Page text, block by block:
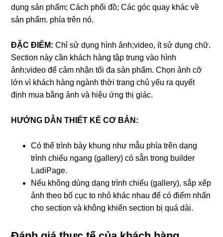
dụng sản phẩm; Cách phối đồ; Các góc quay khác về
sản phẩm. phía trên nó.
ĐẶC ĐIỂM: Chỉ sử dụng hình ảnh;video, ít sử dụng chữ.
Section này cần khách hàng tập trung vào hình
ảnh;video để cảm nhận tối đa sản phẩm. Chọn ảnh cỡ
lớn vì khách hàng ngành thời trang chủ yếu ra quyết
định mua bằng ảnh và hiệu ứng thị giác.
HƯỚNG DẪN THIẾT KẾ CƠ BẢN:
Có thể trình bày khung như mẫu phía trên dạng
trình chiếu ngang (gallery) có sẵn trong builder
LadiPage.
Nếu không dùng dạng trình chiếu (gallery), sắp xếp
ảnh theo bố cục to nhỏ khác nhau để có điểm nhấn
cho section và không khiến section bị quá dài.